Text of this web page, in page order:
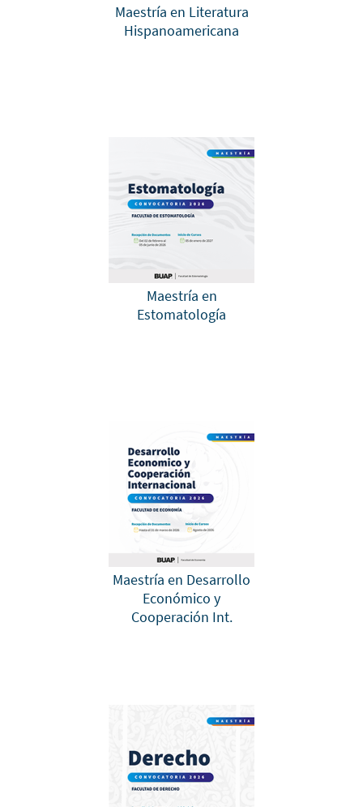
Maestría en Literatura
Hispanoamericana
Maestría en
Estomatología
Maestría en Desarrollo
Económico y
Cooperación Int.